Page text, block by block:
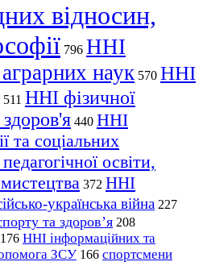
відносин,
796 ННІ
наук 570 ННІ
511 ННІ фізичної
440 ННІ
та соціальних
освіти,
372 ННІ
українська війна 227
та здоров’я 208
176 ННІ інформаційних та
ЗСУ 166 спортсмени